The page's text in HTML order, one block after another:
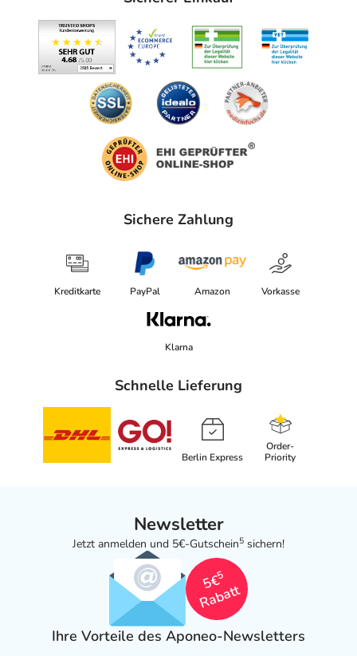
Sichere Zahlung
Kreditkarte PayPal Amazon Vorkasse
Klarna
Schnelle Lieferung
Berlin Express
Order-
Priority
Newsletter
Jetzt anmelden und 5€-Gutschein5 sichern!
5€
5
Rabatt
Ihre Vorteile des Aponeo-Newsletters